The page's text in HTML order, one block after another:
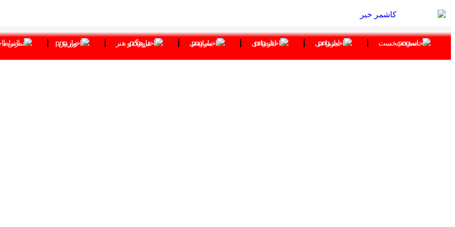
صفحه نخست اجتماعی اقتصادی سیاسی فرهنگ و هنر ورزش ارتباط